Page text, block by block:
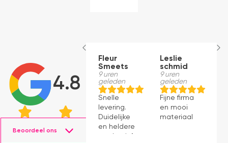
4.8
Beoordeel ons
Fleur
Smeets
9 uren
geleden
Snelle
levering.
Duidelijke
en heldere
productinformatie.
Leslie
schmid
9 uren
geleden
Fijne firma
en mooi
materiaal